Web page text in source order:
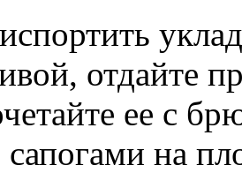
отдайте
ее с
на